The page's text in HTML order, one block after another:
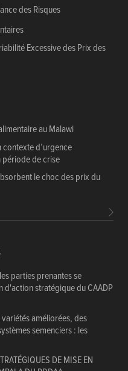
des Risques
Excessive des Prix des
au Malawi
d’urgence
période de crise
le choc des prix du
parties prenantes se
d'action stratégique du CAADP
améliorées, des
semenciers : les
DE MISE EN